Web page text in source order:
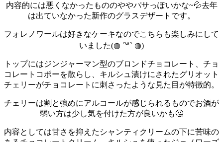
内容的には悪くなかったもののややパサっぽいかな~💦去年
は出ていなかった新作のグラスデザートです。
フォレノワールは好きなケーキなのでこちらも楽しみにして
いました(◍︎ ´꒳` ◍︎)
トップにはジンジャーマン型のブロンドチョコレート、チョ
コレートコポーを散らし、キルシュ漬けにされたグリオット
チェリーがチョコレートに刺さったような見た目が特徴的。
チェリーは割と強めにアルコールが感じられるものでお酒が
弱い方は少し気を付けた方が良いかも🤔
内容としては甘さを抑えたシャンティクリームの下に苦味の